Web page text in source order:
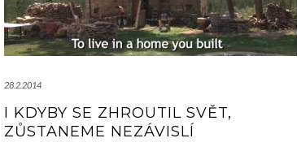
28.2.2014
I KDYBY SE ZHROUTIL SVĚT,
ZŮSTANEME NEZÁVISLÍ